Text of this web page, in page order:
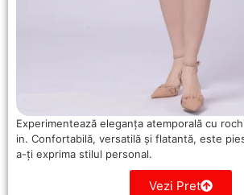
Experimentează eleganța atemporală cu
in. Confortabilă, versatilă și flatantă, este
a-ți exprima stilul personal.
Vezi Pret